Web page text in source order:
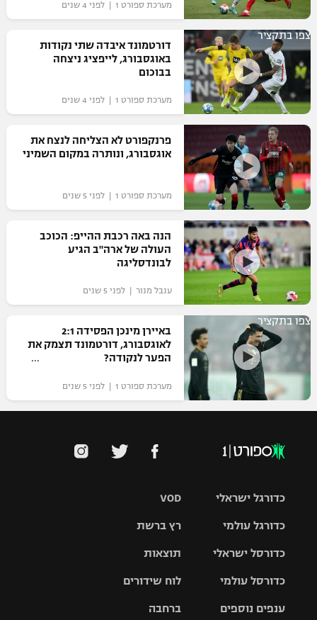
מערכת ספורט 1 | לפני 4 שנים
צפו בתקציר
דורטמונד איבדה שתי נקודות
באוגסבורג, לייפציג ניצחה
בבוכום
מערכת ספורט 1 | לפני 4 שנים
פרנקפורט לא הצליחה לנצח את
אוגסבורג, ונותרה במקום השמיני
מערכת ספורט 1 | לפני 5 שנים
הנה באה רכבת ההייפ: הכוכב
העולה של ארה"ב הגיע
לבונדסליגה
ענבל מנור | לפני 5 שנים
צפו בתקציר
באיירן מינכן הפסידה 2:1
לאוגסבורג, דורטמונד תצמק את
הפער לנקודה?
מערכת ספורט 1 | לפני 5 שנים
VOD
רץ ברשת
תוצאות
לוח שידורים
ברחבה
כדורגל ישראלי
גביע הטוטו
כדורגל עולמי
האלופות
ליגה
כדורסל ישראלי
סל
כדורסל עולמי
ענפים נוספים